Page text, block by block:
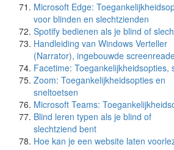
Microsoft Edge:
voor blinden en slechtzienden
Spotify bedienen als je blind of
Handleiding van Windows Verteller
(Narrator), ingebouwde
Facetime: Toegankelijkheidsopties,
Zoom: Toegankelijkheidsopties en
sneltoetsen
Microsoft Teams:
Blind leren typen als je blind of
slechtziend bent
Hoe kan je een website laten